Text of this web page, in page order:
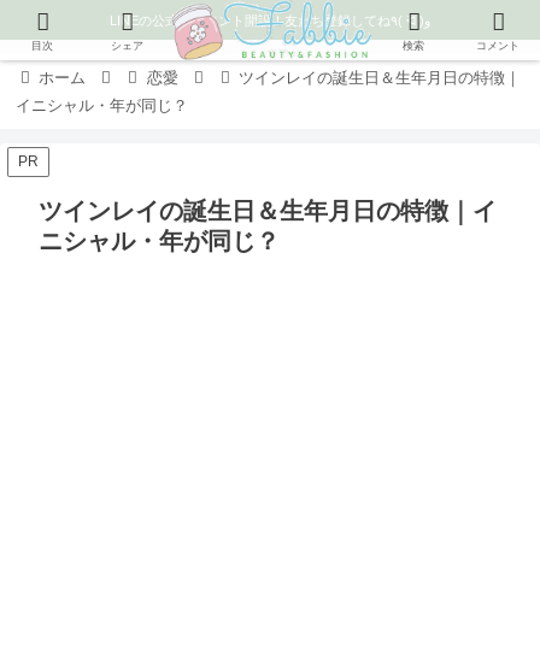
LINEの公式アカウント開設！友だち登録してね٩( ᐛ )و
ホーム 恋愛
ツインレイの誕生日＆生年月日の特徴｜
イニシャル・年が同じ？
PR
ツインレイの誕生日＆生年月日の特徴｜イ
ニシャル・年が同じ？
目次 シェア 検索 コメント